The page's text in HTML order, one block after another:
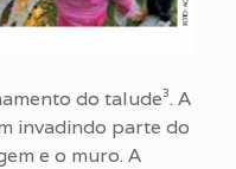
do talude³. A
invadindo parte do
e o muro. A